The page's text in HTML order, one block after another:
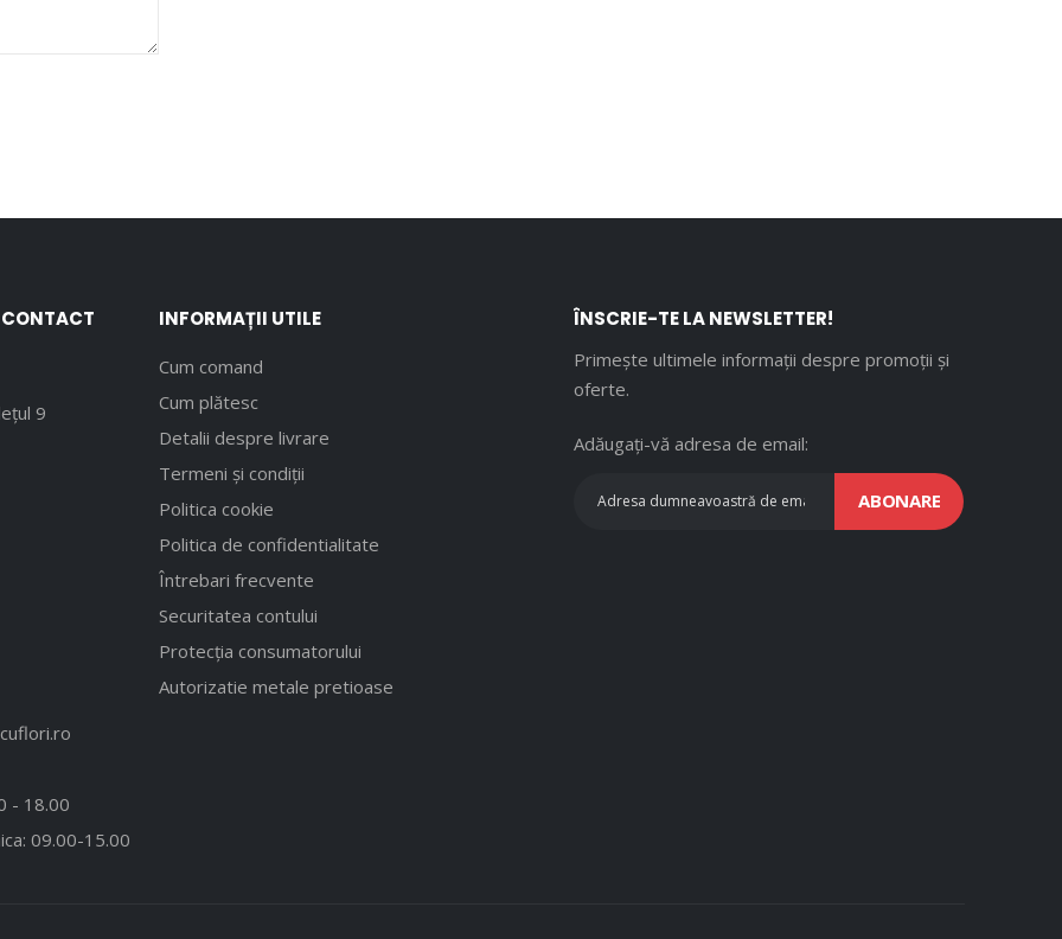
9
- 18.00
09.00-15.00
INFORMAȚII UTILE
Cum comand
Cum plătesc
Detalii despre livrare
Termeni și condiții
Politica cookie
Politica de confidentialitate
Întrebari frecvente
Securitatea contului
Protecția consumatorului
Autorizatie metale pretioase
ÎNSCRIE-TE LA NEWSLETTER!
Primește ultimele informații despre promoții și
oferte.
Adăugați-vă adresa de email:
ABONARE